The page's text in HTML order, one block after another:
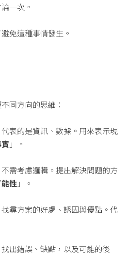
一次。
免這種事情發生。
同方向的思維：
表的是資訊、數據。用來表示現
」。
需考慮邏輯。提出解決問題的方
性 」。
尋方案的好處、誘因與優點。代
出錯誤、缺點，以及可能的後